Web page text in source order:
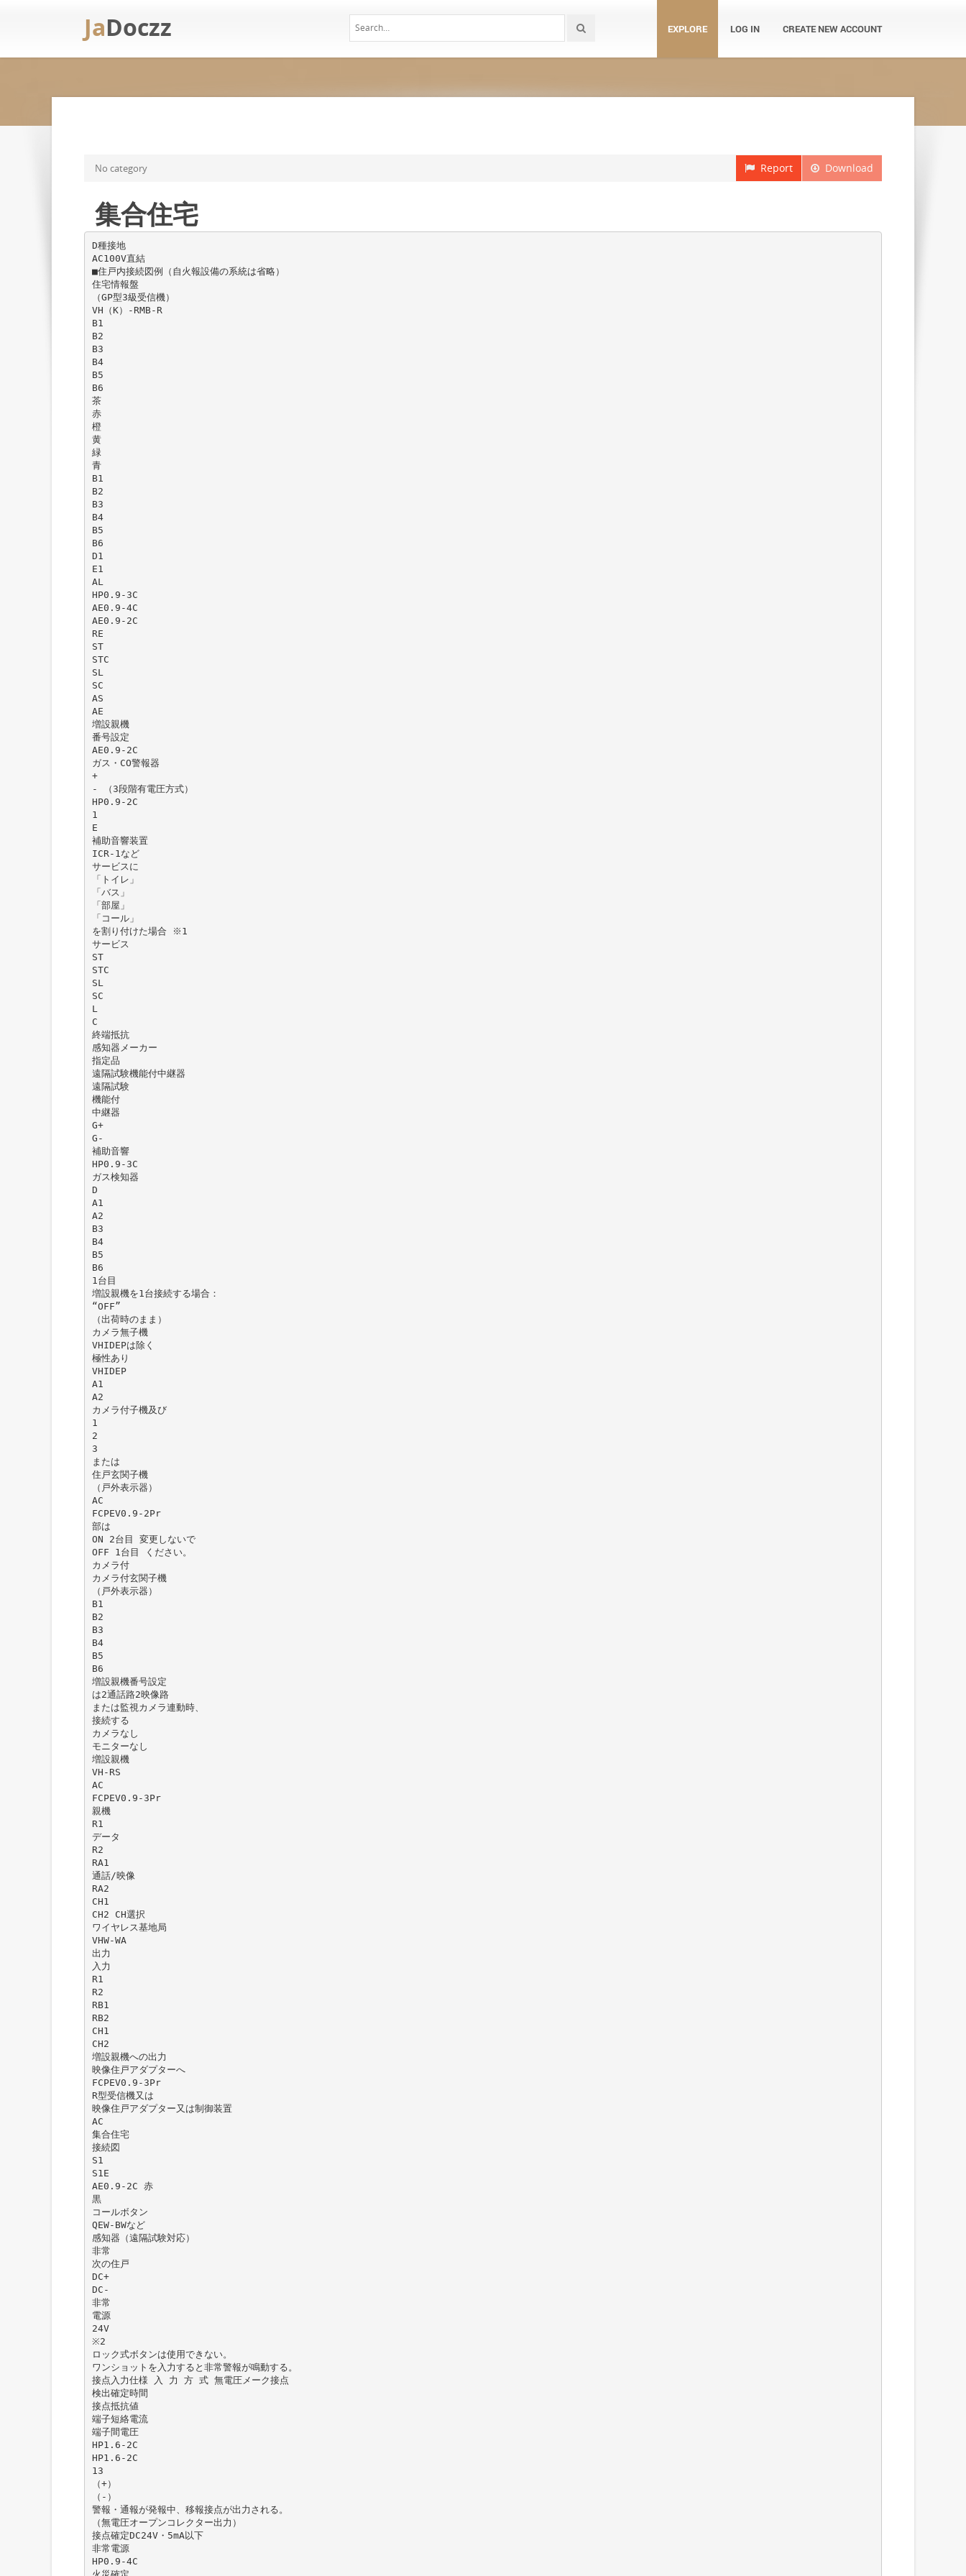
JaDoczz EXPLORE LOG IN CREATE NEW ACCOUNT
Download
Report
No category
集合住宅
D種接地
AC100V直結
■住戸内接続図例（自火報設備の系統は省略）
住宅情報盤
（GP型3級受信機）
VH（K）-RMB-R
B1
B2
B3
B4
B5
B6
茶
赤
橙
黄
緑
青
B1
B2
B3
B4
B5
B6
D1
E1
AL
HP0.9-3C
AE0.9-4C
AE0.9-2C
RE
ST
STC
SL
SC
AS
AE
増設親機
番号設定
AE0.9-2C
ガス・CO警報器
+
- （3段階有電圧方式）
HP0.9-2C
1
E
補助音響装置
ICR-1など
サービスに
「トイレ」
「バス」
「部屋」
「コール」
を割り付けた場合 ※1
サービス
ST
STC
SL
SC
L
C
終端抵抗
感知器メーカー
指定品
遠隔試験機能付中継器
遠隔試験
機能付
中継器
G+
G-
補助音響
HP0.9-3C
ガス検知器
D
A1
A2
B3
B4
B5
B6
1台目
増設親機を1台接続する場合：
“OFF”
（出荷時のまま）
カメラ無子機
VHIDEPは除く
極性あり
VHIDEP
A1
A2
カメラ付子機及び
1
2
3
または
住戸玄関子機
（戸外表示器）
AC
FCPEV0.9-2Pr
部は
ON 2台目 変更しないで
OFF 1台目 ください。
カメラ付
カメラ付玄関子機
（戸外表示器）
B1
B2
B3
B4
B5
B6
増設親機番号設定
は2通話路2映像路
または監視カメラ連動時、
接続する
カメラなし
モニターなし
増設親機
VH-RS
AC
FCPEV0.9-3Pr
親機
R1
データ
R2
RA1
通話/映像
RA2
CH1
CH2 CH選択
ワイヤレス基地局
VHW-WA
出力
入力
R1
R2
RB1
RB2
CH1
CH2
増設親機への出力
映像住戸アダプターへ
FCPEV0.9-3Pr
R型受信機又は
映像住戸アダプター又は制御装置
AC
集合住宅
接続図
S1
S1E
AE0.9-2C 赤
黒
コールボタン
QEW-BWなど
感知器（遠隔試験対応）
非常
次の住戸
DC+
DC-
非常
電源
24V
※2
ロック式ボタンは使用できない。
ワンショットを入力すると非常警報が鳴動する。
接点入力仕様 入 力 方 式 無電圧メーク接点
検出確定時間
接点抵抗値
端子短絡電流
端子間電圧
HP1.6-2C
HP1.6-2C
13
（+）
（-）
警報・通報が発報中、移報接点が出力される。
（無電圧オープンコレクター出力）
接点確定DC24V・5mA以下
非常電源
HP0.9-4C
火災確定